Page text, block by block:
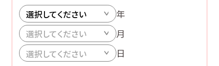
年
月
日